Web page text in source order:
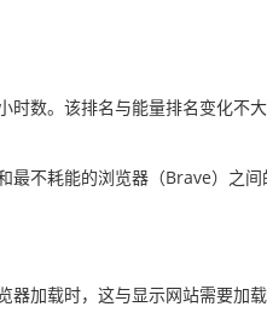
时数。该排名与能量排名变化不
最不耗能的浏览器（Brave）之
加载时，这与显示网站需要加载